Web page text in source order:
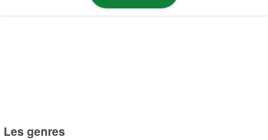
Les genres